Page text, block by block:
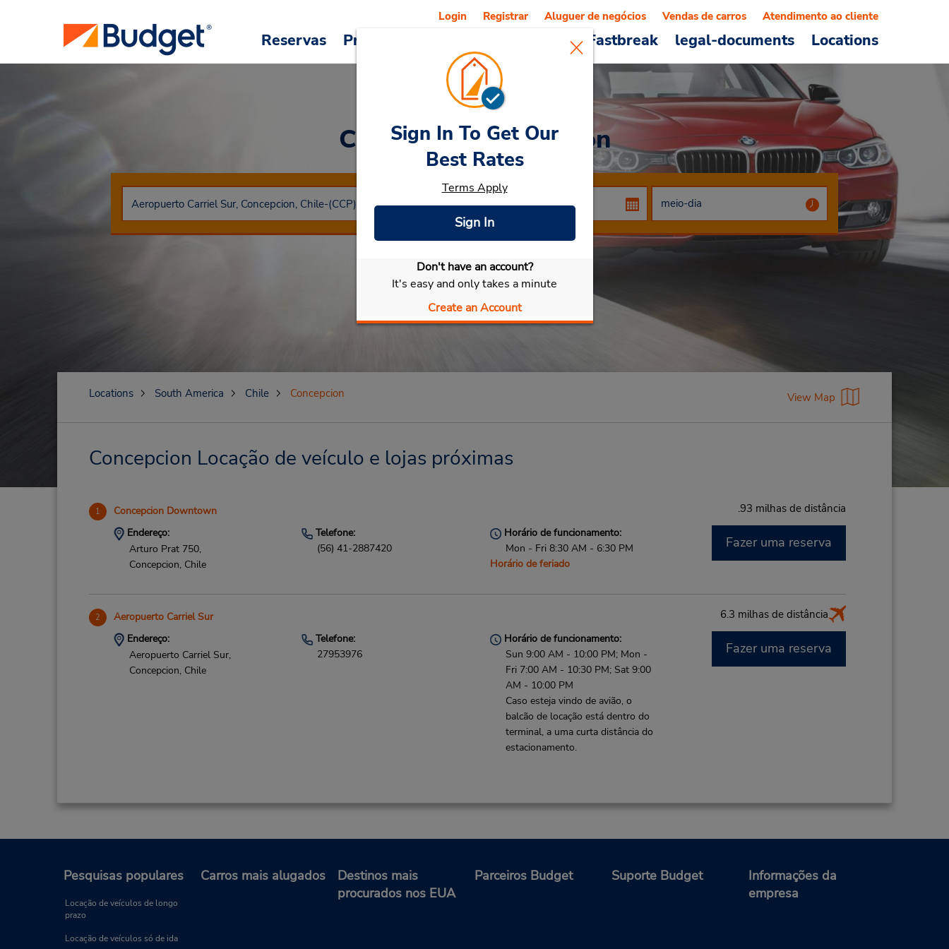
Reservas Promoções Veículos e serviços Fastbreak legal-documents Locations
Login Registrar Aluguer de negócios Vendas de carros Atendimento ao cliente
Car RentalConcepcion
Selecionar meu carro
Sign In To Get Our
Best Rates
Terms Apply
Sign In
Don't have an account?
It's easy and only takes a minute
Create an Account
Locations South America Chile Concepcion View Map
Concepcion Locação de veículo e lojas próximas
1 Concepcion Downtown .93 milhas de distância
Endereço:
Arturo Prat 750,
Concepcion, Chile
Telefone:
(56) 41-2887420
Horário de funcionamento:
Mon - Fri 8:30 AM - 6:30 PM
Horário de feriado
Fazer uma reserva
2 Aeropuerto Carriel Sur 6.3 milhas de distância
Endereço:
Aeropuerto Carriel Sur,
Concepcion, Chile
Telefone:
27953976
Horário de funcionamento:
Sun 9:00 AM - 10:00 PM; Mon -
Fri 7:00 AM - 10:30 PM; Sat 9:00
AM - 10:00 PM
Caso esteja vindo de avião, o
balcão de locação está dentro do
terminal, a uma curta distância do
estacionamento.
Fazer uma reserva
Pesquisas populares
Locação de veículos de longo
prazo
Locação de veículos só de ida
Carros mais alugados
Destinos mais
procurados nos EUA
Parceiros Budget Suporte Budget
Informações da
empresa